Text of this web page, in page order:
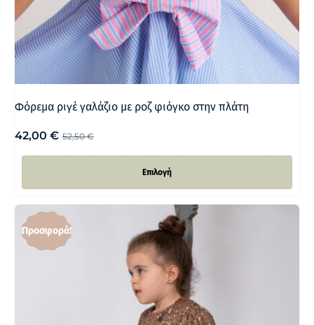
Φόρεμα ριγέ γαλάζιο με ροζ φιόγκο στην πλάτη
52,50€
42,00 €
Επιλογή
Προσφορά!